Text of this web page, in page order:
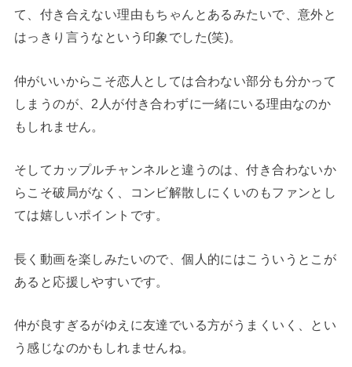
て、付き合えない理由もちゃんとあるみたいで、意外と
はっきり言うなという印象でした(笑)。
仲がいいからこそ恋人としては合わない部分も分かって
しまうのが、2人が付き合わずに一緒にいる理由なのか
もしれません。
そしてカップルチャンネルと違うのは、付き合わないか
らこそ破局がなく、コンビ解散しにくいのもファンとし
ては嬉しいポイントです。
長く動画を楽しみたいので、個人的にはこういうとこが
あると応援しやすいです。
仲が良すぎるがゆえに友達でいる方がうまくいく、とい
う感じなのかもしれませんね。